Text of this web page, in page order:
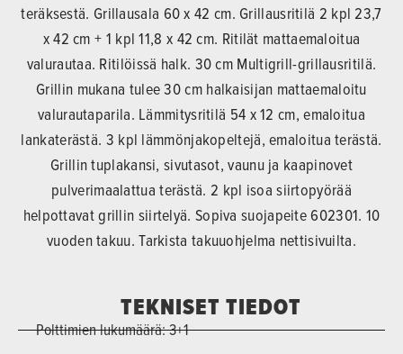
teräksestä. Grillausala 60 x 42 cm. Grillausritilä 2 kpl 23,7
x 42 cm + 1 kpl 11,8 x 42 cm. Ritilät mattaemaloitua
valurautaa. Ritilöissä halk. 30 cm Multigrill-grillausritilä.
Grillin mukana tulee 30 cm halkaisijan mattaemaloitu
valurautaparila. Lämmitysritilä 54 x 12 cm, emaloitua
lankaterästä. 3 kpl lämmönjakopeltejä, emaloitua terästä.
Grillin tuplakansi, sivutasot, vaunu ja kaapinovet
pulverimaalattua terästä. 2 kpl isoa siirtopyörää
helpottavat grillin siirtelyä. Sopiva suojapeite 602301. 10
vuoden takuu. Tarkista takuuohjelma nettisivuilta.
TEKNISET TIEDOT
Polttimien lukumäärä: 3+1